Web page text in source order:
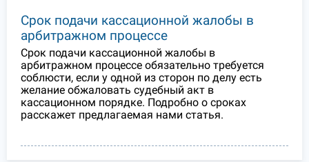
Срок подачи кассационной жалобы в
арбитражном процессе
Срок подачи кассационной жалобы в
арбитражном процессе обязательно требуется
соблюсти, если у одной из сторон по делу есть
желание обжаловать судебный акт в
кассационном порядке. Подробно о сроках
расскажет предлагаемая нами статья.